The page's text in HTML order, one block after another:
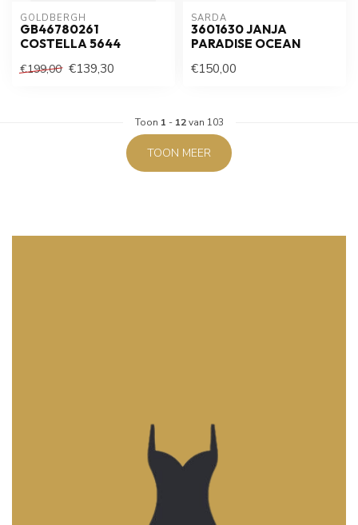
GOLDBERGH
GB46780261
COSTELLA 5644
€199,00 €139,30
SARDA
3601630 JANJA
PARADISE OCEAN
€150,00
Toon 1 - 12van 103
TOON MEER